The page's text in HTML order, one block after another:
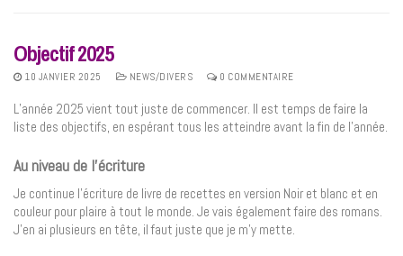
Objectif 2025
10 JANVIER 2025 NEWS/DIVERS 0 COMMENTAIRE
L’année 2025 vient tout juste de commencer. Il est temps de faire la
liste des objectifs, en espérant tous les atteindre avant la fin de l’année.
Au niveau de l’écriture
Je continue l’écriture de livre de recettes en version Noir et blanc et en
couleur pour plaire à tout le monde. Je vais également faire des romans.
J’en ai plusieurs en tête, il faut juste que je m’y mette.